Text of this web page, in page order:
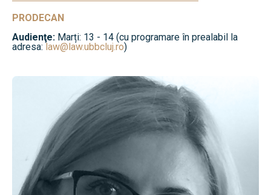
PRODECAN
Audienţe: Marți: 13 - 14 (cu programare în prealabil la
adresa:law@law.ubbcluj.ro)